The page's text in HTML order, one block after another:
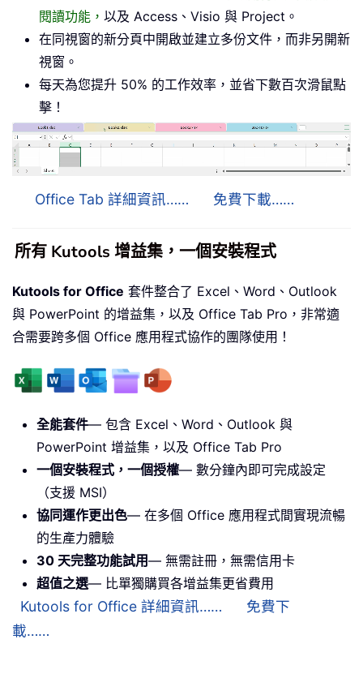
閱讀功能， 以及 Access、Visio 與 Project。
在同視窗的新分頁中開啟並建立多份文件，而非另開新
視窗。
每天為您提升 50% 的工作效率，並省下數百次滑鼠點
擊！
Office Tab 詳細資訊…… 免費下載……
所有 Kutools 增益集，一個安裝程式
Kutools for Office 套件整合了 Excel、Word、Outlook
與 PowerPoint 的增益集，以及 Office Tab Pro，非常適
合需要跨多個 Office 應用程式協作的團隊使用！
全能套件— 包含 Excel、Word、Outlook 與
PowerPoint 增益集，以及 Office Tab Pro
一個安裝程式，一個授權— 數分鐘內即可完成設定
（支援 MSI）
協同運作更出色— 在多個 Office 應用程式間實現流暢
的生產力體驗
30 天完整功能試用— 無需註冊，無需信用卡
超值之選— 比單獨購買各增益集更省費用
Kutools for Office 詳細資訊……
免費下
載……